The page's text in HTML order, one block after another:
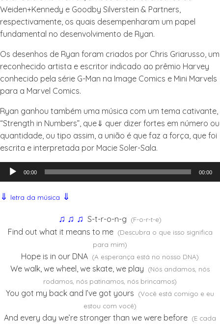
Weiden+Kennedy e Goodby Silverstein & Partners,
respectivamente, os quais desempenharam um papel
fundamental no desenvolvimento de Ryan.
Os desenhos de Ryan foram criados por Chris Griarusso, um
reconhecido artista e escritor indicado ao prêmio Harvey
conhecido pela série G-Man na Image Comics e Mini Marvels
para a Marvel Comics.
Ryan ganhou também uma música com um tema cativante,
“Strength in Numbers”, que⇓ quer dizer fortes em número ou
quantidade, ou tipo assim, a união é que faz a força, que foi
escrita e interpretada por Macie Soler-Sala.
Tocador
de
áudio
00:00 00:00
⇓ letra da música
⇓
♫ ♫ ♫ S-t-r-o-n-g (F-o-r-t-e)
Find out what it means to me (Descubra o que isso significa
para mim)
Hope is in our DNA (A esperança está no nosso DNA)
We walk, we wheel, we skate, we play
(Nós andamos, nós
rodamos, nós patinamos, nós brincamos)
You got my back and I’ve got yours (Você está comigo e eu
estou com você)
And every day we’re stronger than we were before (E cada